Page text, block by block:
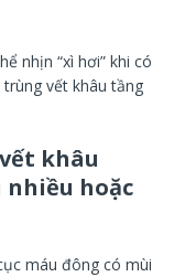
nhịn “xì hơi” khi có
vết khâu tầng
khâu
nhiều hoặc
máu đông có mùi